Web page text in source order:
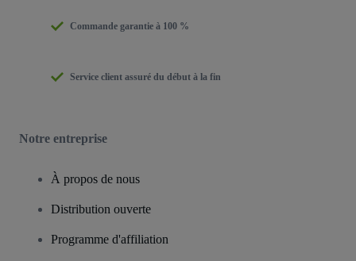
Commande garantie à 100 %
Service client assuré du début à la fin
Notre entreprise
À propos de nous
Distribution ouverte
Programme d'affiliation